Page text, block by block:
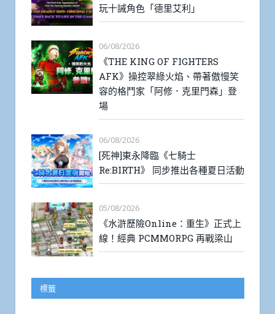
玩十誡角色「德里艾利」
06/08/2026
《THE KING OF FIGHTERS
AFK》操控翠綠火焰、帶著傲慢笑
容的格鬥家「阿修．克里門森」登
場
06/08/2026
[死神]東永降臨《七騎士
Re:BIRTH》 同步推出各種夏日活動
05/08/2026
《水滸歷險Online：重生》正式上
線！經典 PCMMORPG 再戰梁山
標籤